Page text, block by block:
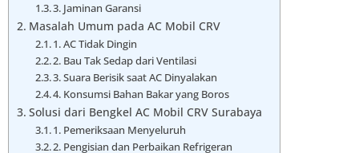
3. Jaminan Garansi
Masalah Umum pada AC Mobil CRV
1. AC Tidak Dingin
2. Bau Tak Sedap dari Ventilasi
3. Suara Berisik saat AC Dinyalakan
4. Konsumsi Bahan Bakar yang Boros
Solusi dari Bengkel AC Mobil CRV Surabaya
1. Pemeriksaan Menyeluruh
2. Pengisian dan Perbaikan Refrigeran